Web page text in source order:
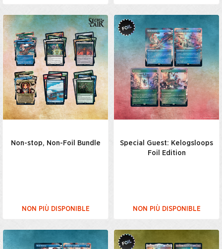
Non-stop, Non-Foil Bundle
NON PIÙ DISPONIBLE
Special Guest: Kelogsloops
Foil Edition
NON PIÙ DISPONIBLE